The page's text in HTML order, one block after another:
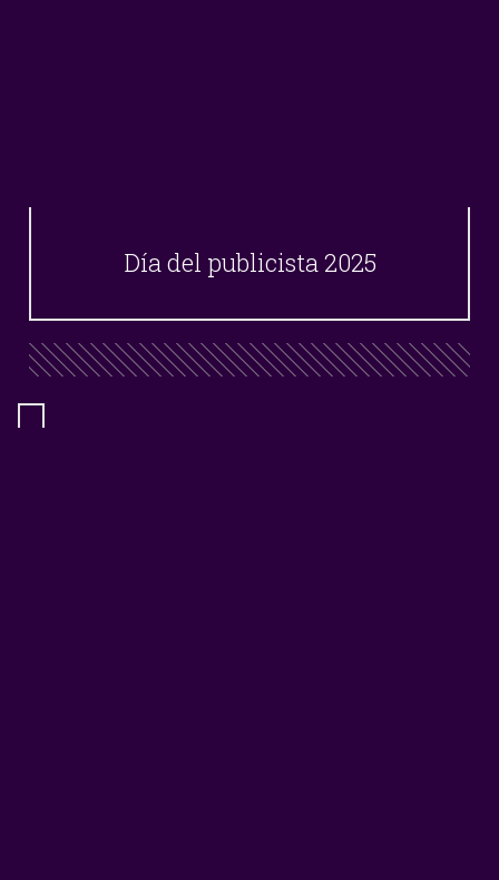
Día del publicista 2025